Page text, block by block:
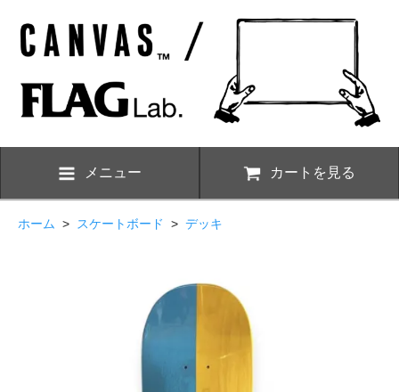
メニュー カートを見る
ホーム > スケートボード > デッキ